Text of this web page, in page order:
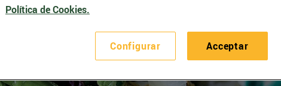
Política de Cookies.
Configurar Acceptar